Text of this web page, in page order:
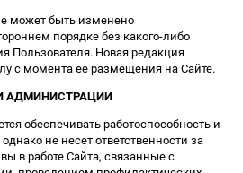
может быть изменено
порядке без какого-либо
Пользователя. Новая редакция
с момента ее размещения на Сайте.
АДМИНИСТРАЦИИ
обеспечивать работоспособность и
не несет ответственности за
в работе Сайта, связанные с